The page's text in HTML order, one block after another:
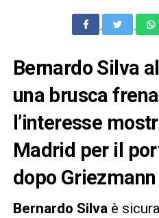
Bernardo Silva
una brusca
l’interesse
Madrid per il
dopo Griezmann
Bernardo Silvaè